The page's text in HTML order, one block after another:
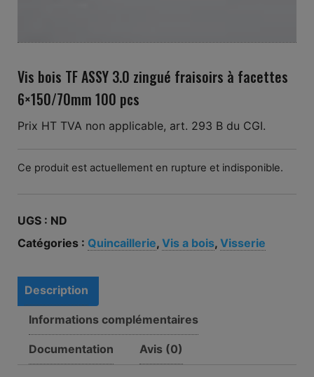
Vis bois TF ASSY 3.0 zingué fraisoirs à facettes
6×150/70mm 100 pcs
Prix HT TVA non applicable, art. 293 B du CGI.
Ce produit est actuellement en rupture et indisponible.
UGS : ND
Catégories : Quincaillerie, Vis a bois, Visserie
Description
Informations complémentaires
Documentation Avis (0)